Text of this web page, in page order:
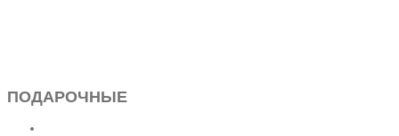
ПОДАРОЧНЫЕ